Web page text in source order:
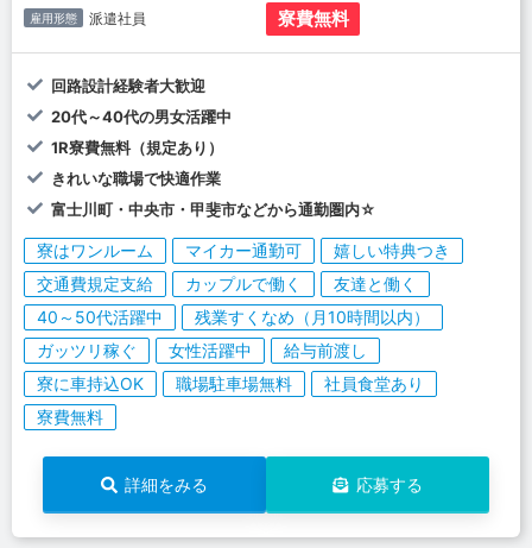
雇用形態 派遣社員 寮費無料
回路設計経験者大歓迎
20代～40代の男女活躍中
1R寮費無料（規定あり）
きれいな職場で快適作業
富士川町・中央市・甲斐市などから通勤圏内☆
寮はワンルーム マイカー通勤可
嬉しい特典つき
交通費規定支給
カップルで働く
友達と働く
40～50代活躍中
残業すくなめ（月10時間以内）
ガッツリ稼ぐ
女性活躍中
給与前渡し
寮に車持込OK
職場駐車場無料
社員食堂あり
寮費無料
詳細をみる 応募する